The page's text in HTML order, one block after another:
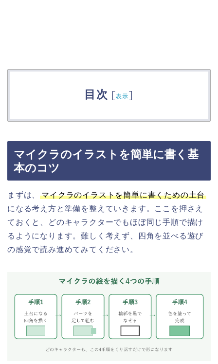
目次 [表示]
マイクラのイラストを簡単に書く基
本のコツ
まずは、マイクラのイラストを簡単に書くための土台
になる考え方と準備を整えていきます。ここを押さえ
ておくと、どのキャラクターでもほぼ同じ手順で描け
るようになります。難しく考えず、四角を並べる遊び
の感覚で読み進めてみてください。